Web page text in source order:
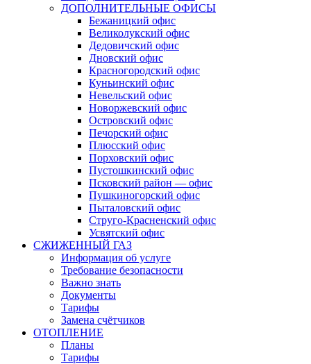
ДОПОЛНИТЕЛЬНЫЕ ОФИСЫ
Бежаницкий офис
Великолукский офис
Дедовичский офис
Дновский офис
Красногородский офис
Куньинский офис
Невельский офис
Новоржевский офис
Островский офис
Печорский офис
Плюсский офис
Порховский офис
Пустошкинский офис
Псковский район — офис
Пушкиногорский офис
Пыталовский офис
Струго-Красненский офис
Усвятский офис
СЖИЖЕННЫЙ ГАЗ
Информация об услуге
Требование безопасности
Важно знать
Документы
Тарифы
Замена счётчиков
ОТОПЛЕНИЕ
Планы
Тарифы